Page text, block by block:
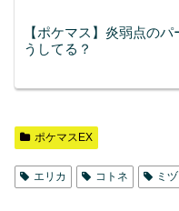
【ポケマス】炎弱点の
うしてる？
ポケマスEX
エリカ コトネ ミ